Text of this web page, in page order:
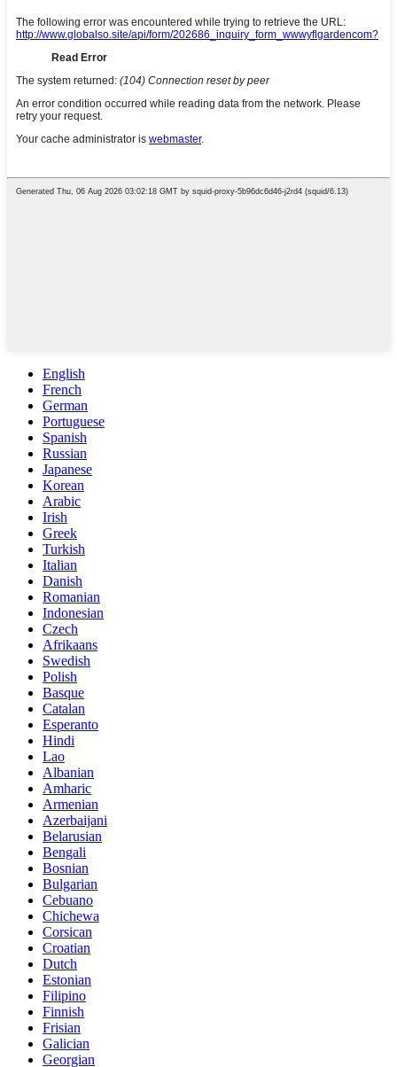
English
French
German
Portuguese
Spanish
Russian
Japanese
Korean
Arabic
Irish
Greek
Turkish
Italian
Danish
Romanian
Indonesian
Czech
Afrikaans
Swedish
Polish
Basque
Catalan
Esperanto
Hindi
Lao
Albanian
Amharic
Armenian
Azerbaijani
Belarusian
Bengali
Bosnian
Bulgarian
Cebuano
Chichewa
Corsican
Croatian
Dutch
Estonian
Filipino
Finnish
Frisian
Galician
Georgian